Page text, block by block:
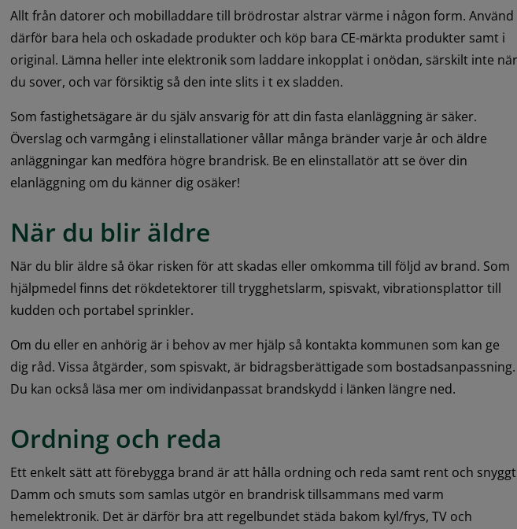
Allt från datorer och mobilladdare till brödrostar alstrar värme i någon form. Använd
därför bara hela och oskadade produkter och köp bara CE-märkta produkter samt i
original. Lämna heller inte elektronik som laddare inkopplat i onödan, särskilt inte när
du sover, och var försiktig så den inte slits i t ex sladden.
Som fastighetsägare är du själv ansvarig för att din fasta elanläggning är säker.
Överslag och varmgång i elinstallationer vållar många bränder varje år och äldre
anläggningar kan medföra högre brandrisk. Be en elinstallatör att se över din
elanläggning om du känner dig osäker!
När du blir äldre
När du blir äldre så ökar risken för att skadas eller omkomma till följd av brand. Som
hjälpmedel finns det rökdetektorer till trygghetslarm, spisvakt, vibrationsplattor till
kudden och portabel sprinkler.
Om du eller en anhörig är i behov av mer hjälp så kontakta kommunen som kan ge
dig råd. Vissa åtgärder, som spisvakt, är bidragsberättigade som bostadsanpassning.
Du kan också läsa mer om individanpassat brandskydd i länken längre ned.
Ordning och reda
Ett enkelt sätt att förebygga brand är att hålla ordning och reda samt rent och
Damm och smuts som samlas utgör en brandrisk tillsammans med varm
hemelektronik. Det är därför bra att regelbundet städa bakom kyl/frys, TV och